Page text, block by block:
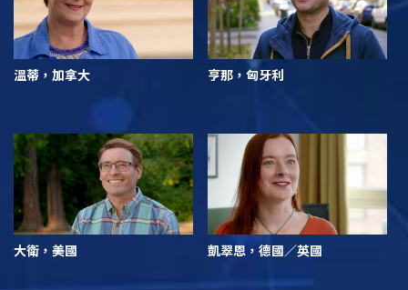
溫蒂，加拿大 亨那，匈牙利
大衛，美國 凱翠恩，德國／英國